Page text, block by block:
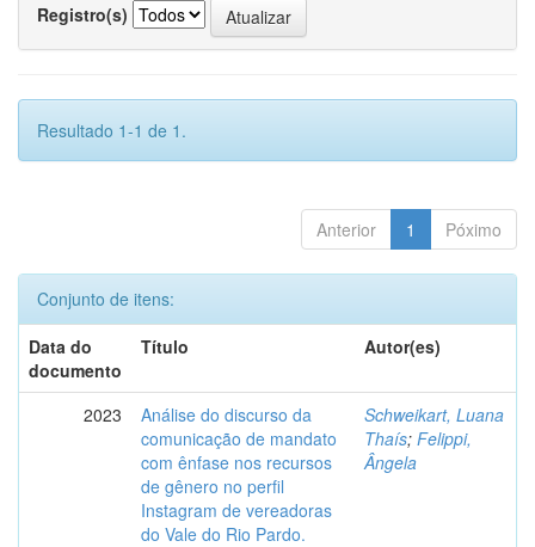
Registro(s)
Resultado 1-1 de 1.
Anterior 1 Póximo
Conjunto de itens:
Data do
documento
Título Autor(es)
2023
Análise do discurso da
comunicação de mandato
com ênfase nos recursos
de gênero no perfil
Instagram de vereadoras
do Vale do Rio Pardo.
Schweikart, Luana
Thaís; Felippi,
Ângela